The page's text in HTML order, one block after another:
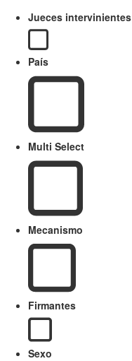
Jueces intervinientes
País
Multi Select
Mecanismo
Firmantes
Sexo